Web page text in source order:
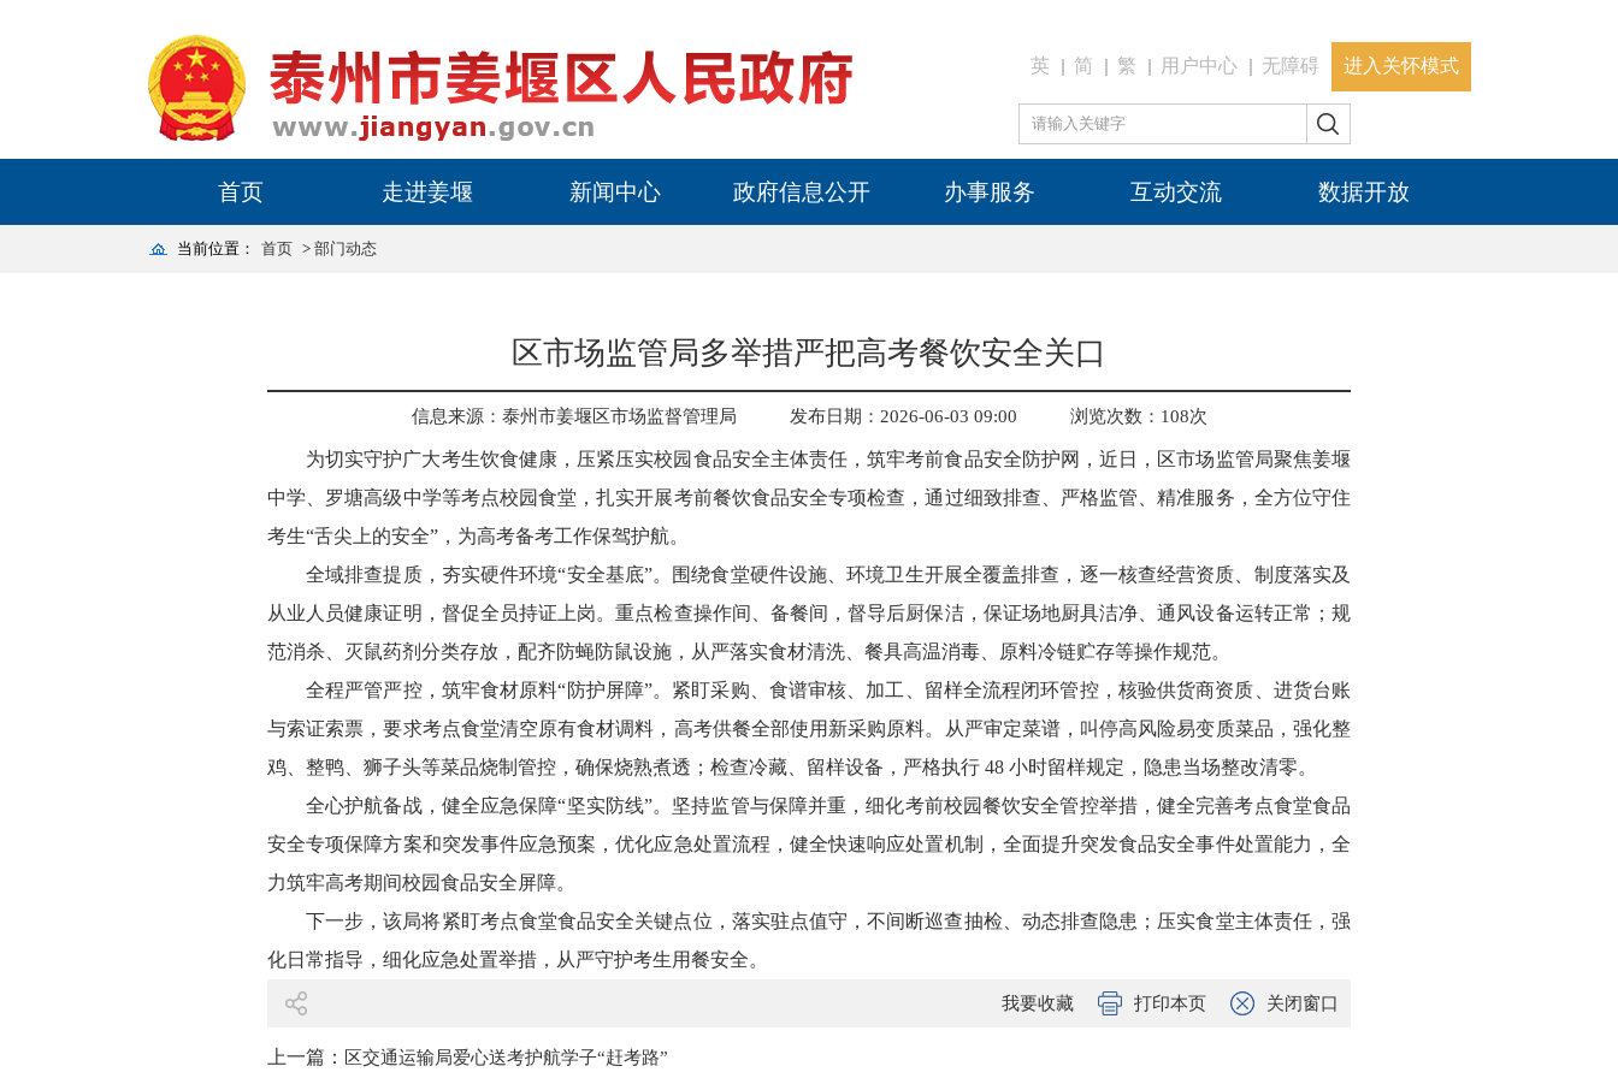
英 简 繁 用户中心 无障碍 进入关怀模式
首页 走进姜堰 新闻中心 政府信息公开 办事服务 互动交流 数据开放
当前位置： 首页 > 部门动态
区市场监管局多举措严把高考餐饮安全关口
信息来源：泰州市姜堰区市场监督管理局 发布日期：2026-06-03 09:00 浏览次数： 108次
为切实守护广大考生饮食健康，压紧压实校园食品安全主体责任，筑牢考前食品安全防护网，近日，区市场监管局聚焦姜堰
中学、罗塘高级中学等考点校园食堂，扎实开展考前餐饮食品安全专项检查，通过细致排查、严格监管、精准服务，全方位守住
考生“舌尖上的安全”，为高考备考工作保驾护航。
全域排查提质，夯实硬件环境“安全基底”。围绕食堂硬件设施、环境卫生开展全覆盖排查，逐一核查经营资质、制度落实及
从业人员健康证明，督促全员持证上岗。重点检查操作间、备餐间，督导后厨保洁，保证场地厨具洁净、通风设备运转正常；规
范消杀、灭鼠药剂分类存放，配齐防蝇防鼠设施，从严落实食材清洗、餐具高温消毒、原料冷链贮存等操作规范。
全程严管严控，筑牢食材原料“防护屏障”。紧盯采购、食谱审核、加工、留样全流程闭环管控，核验供货商资质、进货台账
与索证索票，要求考点食堂清空原有食材调料，高考供餐全部使用新采购原料。从严审定菜谱，叫停高风险易变质菜品，强化整
鸡、整鸭、狮子头等菜品烧制管控，确保烧熟煮透；检查冷藏、留样设备，严格执行 48 小时留样规定，隐患当场整改清零。
全心护航备战，健全应急保障“坚实防线”。坚持监管与保障并重，细化考前校园餐饮安全管控举措，健全完善考点食堂食品
安全专项保障方案和突发事件应急预案，优化应急处置流程，健全快速响应处置机制，全面提升突发食品安全事件处置能力，全
力筑牢高考期间校园食品安全屏障。
下一步，该局将紧盯考点食堂食品安全关键点位，落实驻点值守，不间断巡查抽检、动态排查隐患；压实食堂主体责任，强
化日常指导，细化应急处置举措，从严守护考生用餐安全。
我要收藏 打印本页 关闭窗口
上一篇： 区交通运输局爱心送考护航学子“赶考路”